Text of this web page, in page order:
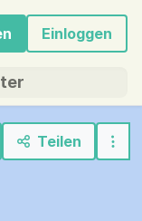
Einloggen
Teilen